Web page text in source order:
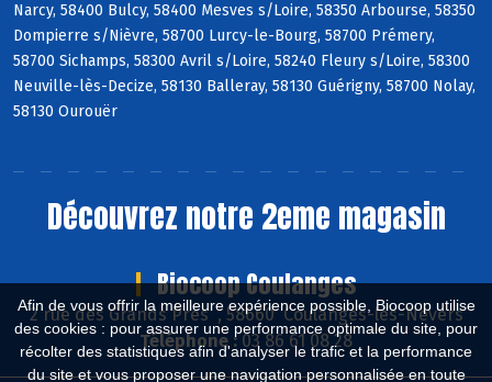
Afin de vous offrir la meilleure expérience possible, Biocoop utilise
des cookies : pour assurer une performance optimale du site, pour
récolter des statistiques afin d'analyser le trafic et la performance
du site et vous proposer une navigation personnalisée en toute
Narcy, 58400 Bulcy, 58400 Mesves s/Loire, 58350 Arbourse, 58350
Dompierre s/Nièvre, 58700 Lurcy-le-Bourg, 58700 Prémery,
58700 Sichamps, 58300 Avril s/Loire, 58240 Fleury s/Loire, 58300
Neuville-lès-Decize, 58130 Balleray, 58130 Guérigny, 58700 Nolay,
58130 Ourouër
Découvrez notre 2eme magasin
Biocoop Coulanges
2 rue des Grands Près , 58660 Coulanges-lès-Nevers
Téléphone :03 86 61 08 28